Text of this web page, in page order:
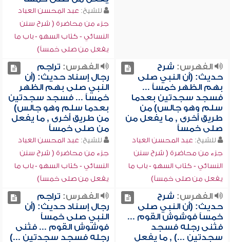
للشيخ: عبد المحسن العباد
جزء من محاضرة ( شرح سنن
النسائي - كتاب السهو - باب ما
يفعل من صلى خمساً)
الفهرس: شرح
حديث: (أن النبي صلى
بهم الظهر خمساً ...
فسجد سجدتين بعدما
سلم وهو جالس) من
طريق أخرى , ما يفعل من
صلى خمساً
للشيخ: عبد المحسن العباد
جزء من محاضرة ( شرح سنن
النسائي - كتاب السهو - باب ما
يفعل من صلى خمساً)
الفهرس: تراجم
رجال إسناد حديث: (أن
النبي صلى بهم الظهر
خمساً ... فسجد سجدتين
بعدما سلم وهو جالس)
من طريق أخرى , ما يفعل
من صلى خمساً
للشيخ: عبد المحسن العباد
جزء من محاضرة ( شرح سنن
النسائي - كتاب السهو - باب ما
يفعل من صلى خمساً)
الفهرس: شرح
حديث: (أن النبي صلى
خمساً فوشوش القوم ...
فثنى رجله فسجد
سجدتين ...) , ما يفعل
الفهرس: تراجم
رجال إسناد حديث: (أن
النبي صلى خمساً
فوشوش القوم ... فثنى
رجله فسجد سجدتين ...)